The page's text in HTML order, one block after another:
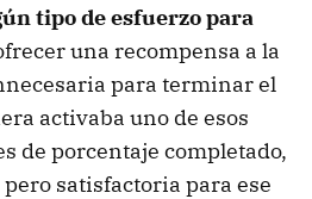
tipo de esfuerzo para
una recompensa a la
para terminar el
activaba uno de esos
de porcentaje completado,
satisfactoria para ese